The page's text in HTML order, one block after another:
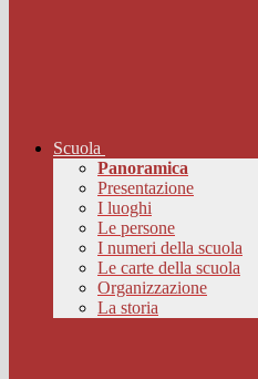
Scuola
Panoramica
Presentazione
I luoghi
Le persone
I numeri della scuola
Le carte della scuola
Organizzazione
La storia